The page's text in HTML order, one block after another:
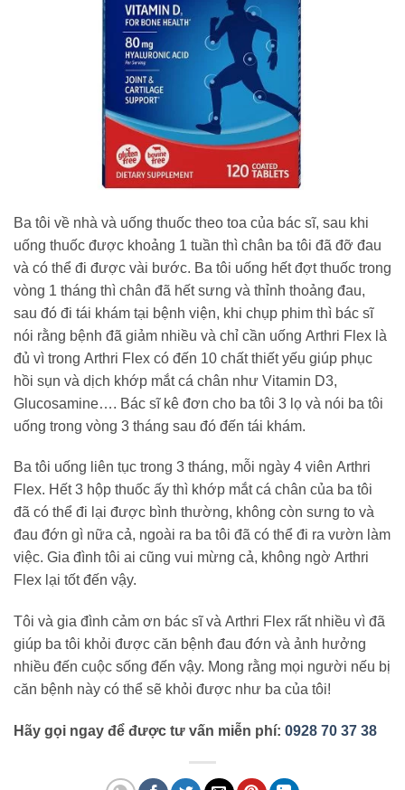
Ba tôi về nhà và uống thuốc theo toa của bác sĩ, sau khi
uống thuốc được khoảng 1 tuần thì chân ba tôi đã đỡ đau
và có thể đi được vài bước. Ba tôi uống hết đợt thuốc trong
vòng 1 tháng thì chân đã hết sưng và thỉnh thoảng đau,
sau đó đi tái khám tại bệnh viện, khi chụp phim thì bác sĩ
nói rằng bệnh đã giảm nhiều và chỉ cần uống Arthri Flex là
đủ vì trong Arthri Flex có đến 10 chất thiết yếu giúp phục
hồi sụn và dịch khớp mắt cá chân như Vitamin D3,
Glucosamine…. Bác sĩ kê đơn cho ba tôi 3 lọ và nói ba tôi
uống trong vòng 3 tháng sau đó đến tái khám.
Ba tôi uống liên tục trong 3 tháng, mỗi ngày 4 viên Arthri
Flex. Hết 3 hộp thuốc ấy thì khớp mắt cá chân của ba tôi
đã có thể đi lại được bình thường, không còn sưng to và
đau đớn gì nữa cả, ngoài ra ba tôi đã có thể đi ra vườn làm
việc. Gia đình tôi ai cũng vui mừng cả, không ngờ Arthri
Flex lại tốt đến vậy.
Tôi và gia đình cảm ơn bác sĩ và Arthri Flex rất nhiều vì đã
giúp ba tôi khỏi được căn bệnh đau đớn và ảnh hưởng
nhiều đến cuộc sống đến vậy. Mong rằng mọi người nếu bị
căn bệnh này có thể sẽ khỏi được như ba của tôi!
Hãy gọi ngay để được tư vấn miễn phí: 0928 70 37 38